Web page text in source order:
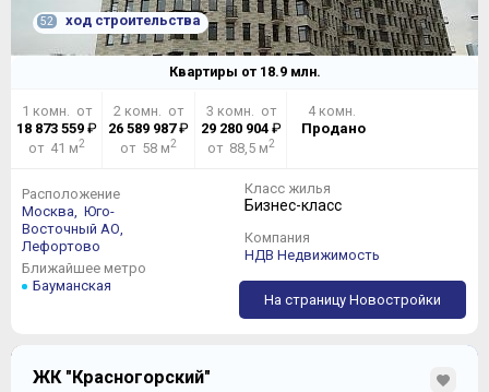
52 ход строительства
Квартиры от 18.9млн.
1 комн. от
18 873 559₽
от 41 м2
2 комн. от
26 589 987₽
от 58 м2
3 комн. от
29 280 904₽
от 88,5 м2
4 комн.
Продано
Расположение
Москва, Юго-
Восточный АО,
Лефортово
Ближайшее метро
Бауманская
Класс жилья
Бизнес-класс
Компания
НДВ Недвижимость
На страницу Новостройки
ЖК "Красногорский"